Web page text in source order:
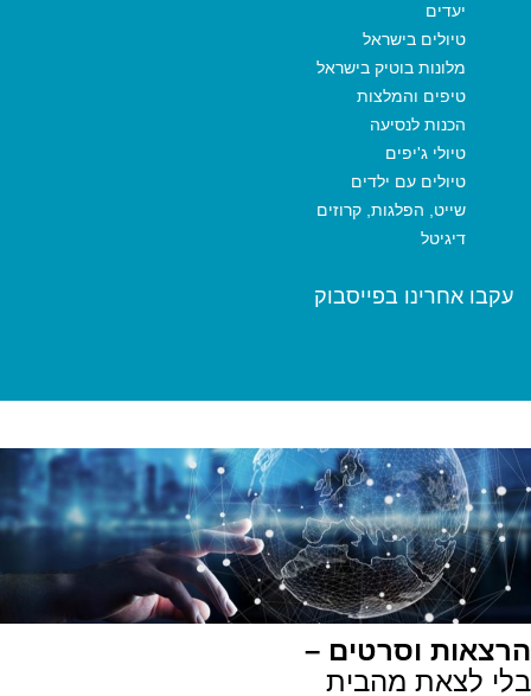
יעדים
טיולים בישראל
מלונות בוטיק בישראל
טיפים והמלצות
הכנות לנסיעה
טיולי ג'יפים
טיולים עם ילדים
שייט, הפלגות, קרוזים
דיגיטל
עקבו אחרינו בפייסבוק
הרצאות וסרטים –
בלי לצאת מהבית